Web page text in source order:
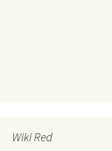
Wiki Red